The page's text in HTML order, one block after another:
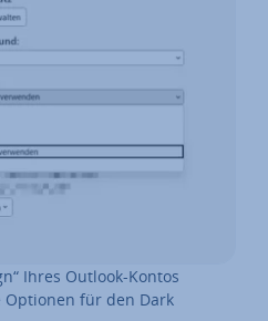
Ihres Outlook-Kontos
Optionen für den Dark